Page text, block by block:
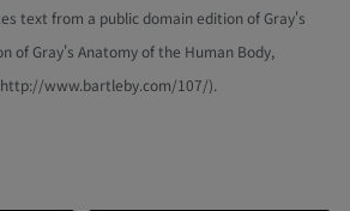
text from a public domain edition of Gray's
of Gray's Anatomy of the Human Body,
www.bartleby.com/107/).